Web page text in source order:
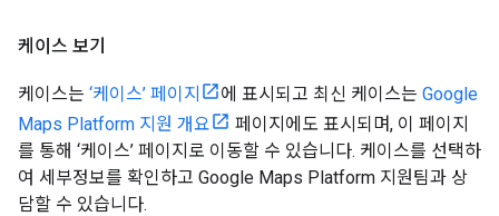
케이스 보기
케이스는 ‘케이스’ 페이지 에 표시되고 최신 케이스는 Google
Maps Platform 지원 개요
페이지에도 표시되며, 이 페이지
를 통해 ‘케이스’ 페이지로 이동할 수 있습니다. 케이스를 선택하
여 세부정보를 확인하고 Google Maps Platform 지원팀과 상
담할 수 있습니다.